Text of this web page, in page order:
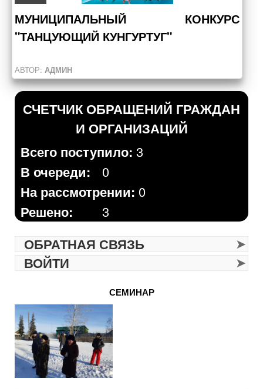
МУНИЦИПАЛЬНЫЙ КОНКУРС
"ТАНЦУЮЩИЙ КУНГУРТУГ"
АВТОР: АДМИН
СЧЕТЧИК ОБРАЩЕНИЙ ГРАЖДАН
И ОРГАНИЗАЦИЙ
Всего поступило: 3
В очереди: 0
На рассмотрении: 0
Решено: 3
ОБРАТНАЯ СВЯЗЬ
ВОЙТИ
СЕМИНАР